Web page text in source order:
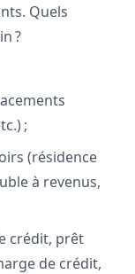
Quels
?
;
(résidence
à revenus,
crédit, prêt
de crédit,